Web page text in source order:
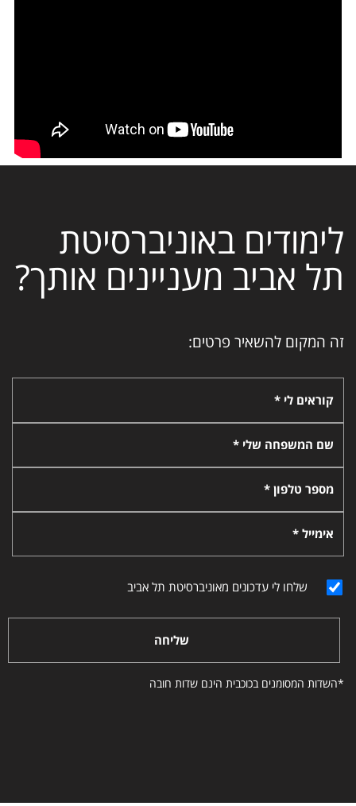
לימודים באוניברסיטת
תל אביב מעניינים אותך?
זה המקום להשאיר פרטים:
קוראים לי *
שם המשפחה שלי *
מספר טלפון *
אימייל *
שלחו לי עדכונים מאוניברסיטת תל אביב
שליחה
*השדות המסומנים בכוכבית הינם שדות חובה